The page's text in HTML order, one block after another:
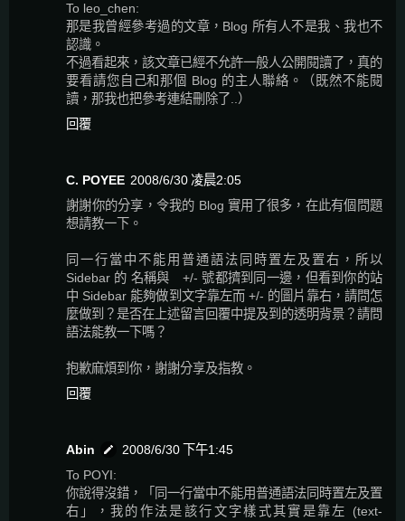
To leo_chen:
那是我曾經參考過的文章，Blog 所有人不是我、我也不
認識。
不過看起來，該文章已經不允許一般人公開閱讀了，真的
要看請您自己和那個 Blog 的主人聯絡。（既然不能閱
讀，那我也把參考連結刪除了..）
回覆
C. POYEE 2008/6/30 凌晨2:05
謝謝你的分享，令我的 Blog 實用了很多，在此有個問題
想請教一下。
同一行當中不能用普通語法同時置左及置右，所以
Sidebar 的 名稱與 +/- 號都擠到同一邊，但看到你的站
中 Sidebar 能夠做到文字靠左而 +/- 的圖片靠右，請問怎
麼做到？是否在上述留言回覆中提及到的透明背景？請問
語法能教一下嗎？
抱歉麻煩到你，謝謝分享及指教。
回覆
Abin
2008/6/30 下午1:45
To POYI:
你說得沒錯，「同一行當中不能用普通語法同時置左及置
右」，我的作法是該行文字樣式其實是靠左 (text-